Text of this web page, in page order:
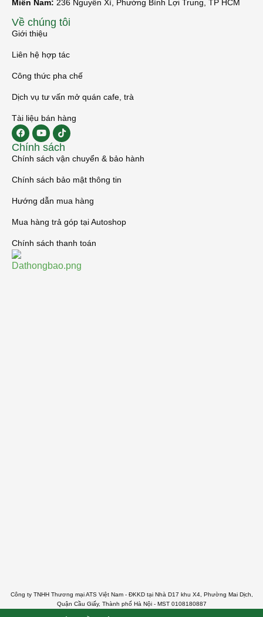
Miền Nam: 236 Nguyễn Xí, Phường Bình Lợi Trung, TP HCM
Về chúng tôi
Giới thiệu
Liên hệ hợp tác
Công thức pha chế
Dịch vụ tư vấn mở quán cafe, trà
Tài liệu bán hàng
Chính sách
Chính sách vận chuyển & bảo hành
Chính sách bảo mật thông tin
Hướng dẫn mua hàng
Mua hàng trả góp tại Autoshop
Chính sách thanh toán
Công ty TNHH Thương mại ATS Việt Nam - ĐKKD tại Nhà D17 khu X4, Phường Mai Dịch,
Quận Cầu Giấy, Thành phố Hà Nội - MST 0108180887